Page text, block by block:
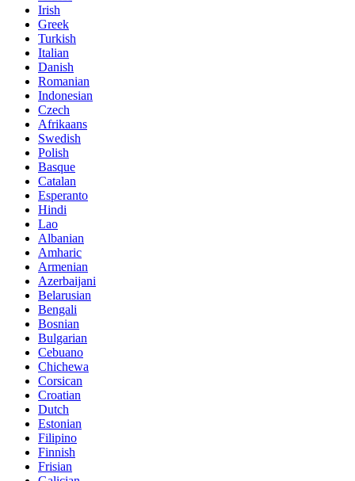
Irish
Greek
Turkish
Italian
Danish
Romanian
Indonesian
Czech
Afrikaans
Swedish
Polish
Basque
Catalan
Esperanto
Hindi
Lao
Albanian
Amharic
Armenian
Azerbaijani
Belarusian
Bengali
Bosnian
Bulgarian
Cebuano
Chichewa
Corsican
Croatian
Dutch
Estonian
Filipino
Finnish
Frisian